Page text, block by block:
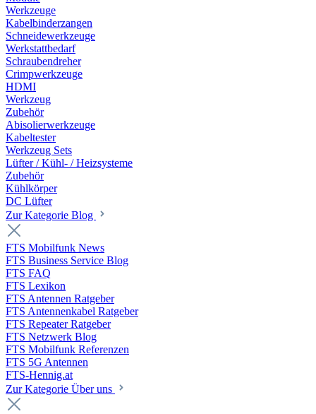
Werkzeuge
Kabelbinderzangen
Schneidewerkzeuge
Werkstattbedarf
Schraubendreher
Crimpwerkzeuge
HDMI
Werkzeug
Zubehör
Abisolierwerkzeuge
Kabeltester
Werkzeug Sets
Lüfter / Kühl- / Heizsysteme
Zubehör
Kühlkörper
DC Lüfter
Zur Kategorie Blog
FTS Mobilfunk News
FTS Business Service Blog
FTS FAQ
FTS Lexikon
FTS Antennen Ratgeber
FTS Antennenkabel Ratgeber
FTS Repeater Ratgeber
FTS Netzwerk Blog
FTS Mobilfunk Referenzen
FTS 5G Antennen
FTS-Hennig.at
Zur Kategorie Über uns